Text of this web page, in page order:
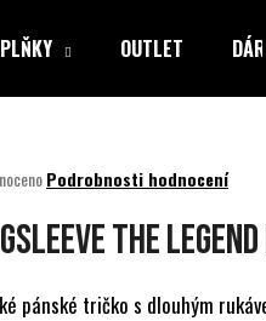
OUTLET
Podrobnosti hodnocení
THE
pánské tričko s dlouhým